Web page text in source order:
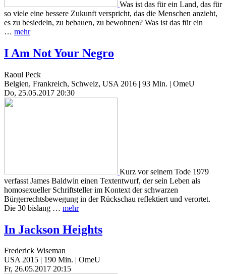
Was ist das für ein Land, das für
so viele eine bessere Zukunft verspricht, das die Menschen anzieht,
es zu besiedeln, zu bebauen, zu bewohnen? Was ist das für ein
… mehr
I Am Not Your Negro
Raoul Peck
Belgien, Frankreich, Schweiz, USA 2016 | 93 Min. | OmeU
Do, 25.05.2017 20:30
Kurz vor seinem Tode 1979
verfasst James Baldwin einen Textentwurf, der sein Leben als
homosexueller Schriftsteller im Kontext der schwarzen
Bürgerrechtsbewegung in der Rückschau reflektiert und verortet.
Die 30 bislang … mehr
In Jackson Heights
Frederick Wiseman
USA 2015 | 190 Min. | OmeU
Fr, 26.05.2017 20:15